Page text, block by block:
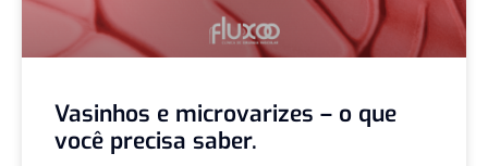
Vasinhos e microvarizes – o que
você precisa saber.